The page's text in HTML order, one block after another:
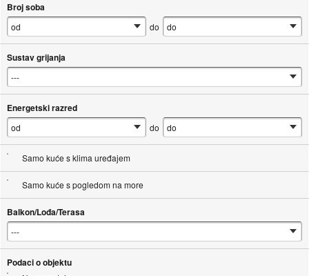
Broj soba
do
Sustav grijanja
Energetski razred
do
Samo kuće s klima uređajem
Samo kuće s pogledom na more
Balkon/Lođa/Terasa
Podaci o objektu